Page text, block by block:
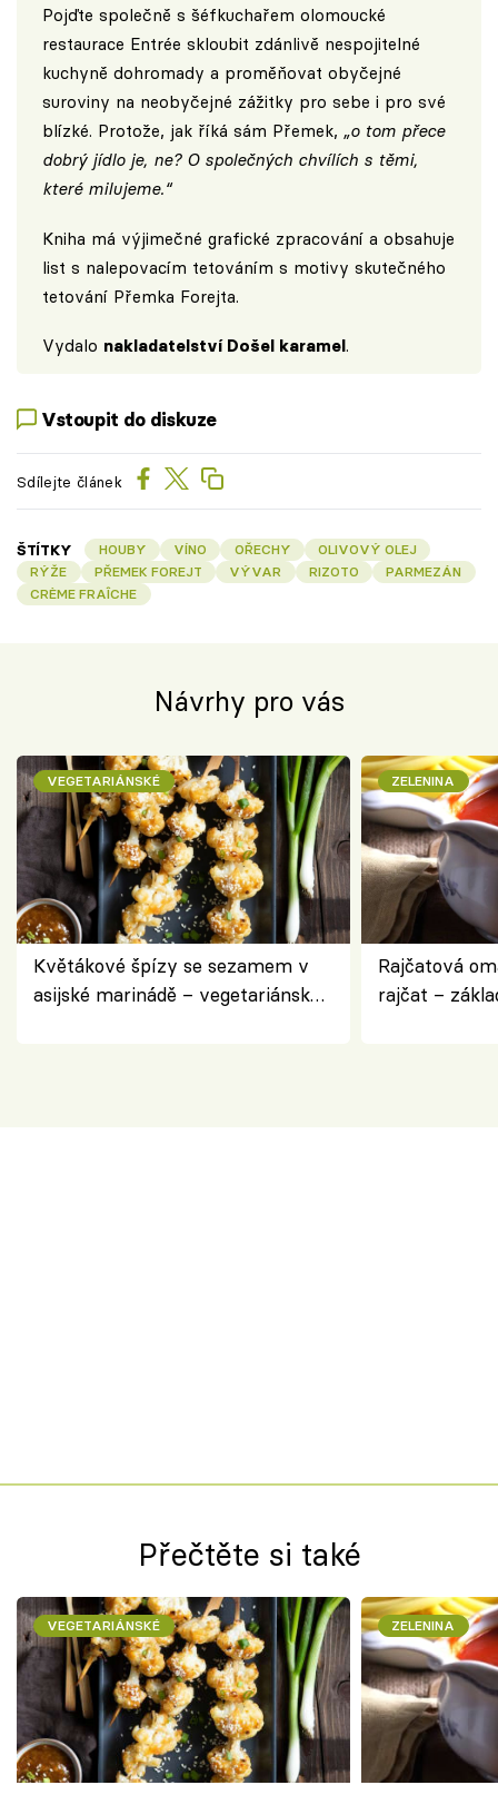
Pojďte společně s šéfkuchařem olomoucké
restaurace Entrée skloubit zdánlivě nespojitelné
kuchyně dohromady a proměňovat obyčejné
suroviny na neobyčejné zážitky pro sebe i pro své
blízké. Protože, jak říká sám Přemek, „o tom přece
dobrý jídlo je, ne? O společných chvílích s těmi,
které milujeme.“
Kniha má výjimečné grafické zpracování a obsahuje
list s nalepovacím tetováním s motivy skutečného
tetování Přemka Forejta.
Vydalo nakladatelství Došel karamel.
Vstoupit do diskuze
Sdílejte článek
ŠTÍTKY HOUBY VÍNO OŘECHY
OLIVOVÝ OLEJ
RÝŽE
PŘEMEK FOREJT VÝVAR RIZOTO
PARMEZÁN
CRÈME FRAÎCHE
Návrhy pro vás
VEGETARIÁNSKÉ
Květákové špízy se sezamem v
asijské marinádě – vegetariánská
ZELENINA
Rajčatová
rajčat –
Přečtěte si také
VEGETARIÁNSKÉ ZELENINA